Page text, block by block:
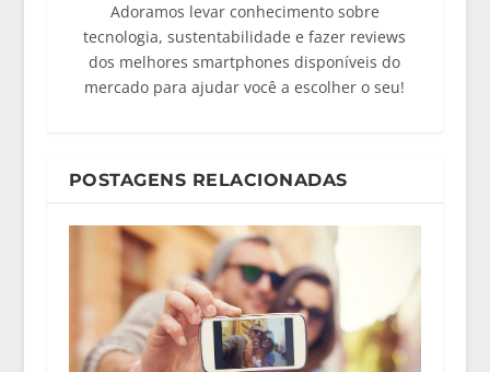
Adoramos levar conhecimento sobre
tecnologia, sustentabilidade e fazer reviews
dos melhores smartphones disponíveis do
mercado para ajudar você a escolher o seu!
POSTAGENS RELACIONADAS